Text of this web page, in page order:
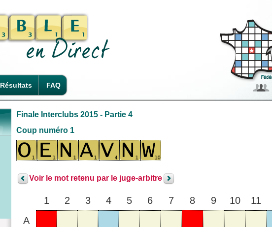
Résultats FAQ
Finale Interclubs 2015 - Partie 4
Coup numéro 1
Voir le mot retenu par le juge-arbitre
1 2 3 4 5 6 7 8 9 10 11
A